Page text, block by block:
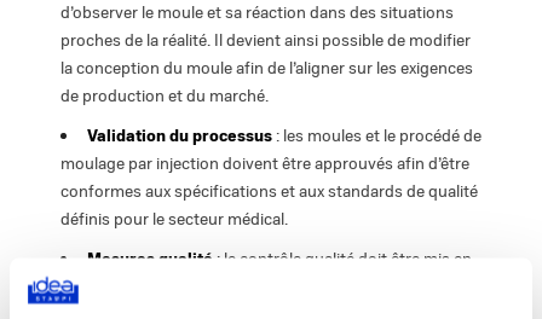
d’observer le moule et sa réaction dans des situations
proches de la réalité. Il devient ainsi possible de modifier
la conception du moule afin de l’aligner sur les exigences
de production et du marché.
Validation du processus : les moules et le procédé de
moulage par injection doivent être approuvés afin d’être
conformes aux spécifications et aux standards de qualité
définis pour le secteur médical.
Mesures qualité : le contrôle qualité doit être mis en
œuvre tout au long du processus de fabrication afin de